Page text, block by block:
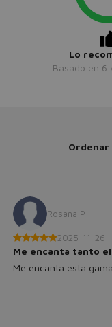
Lo
Basado en 6
Ordenar
Rosana P
2025-11-26
Me encanta tanto
Me encanta esta